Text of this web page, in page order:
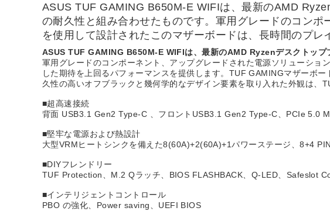
ASUS TUF GAMING B650M-E WIFIは、最新のAMD
の耐久性と組み合わせたものです。軍用グレードのコン
を使用して設計されたこのマザーボードは、長時間のプ
ASUS TUF GAMING B650M-E WIFIは、最新のAMD Ryzenデスクトップ
軍用グレードのコンポーネント、アップグレードされた電源ソリューシ
した期待を上回るパフォーマンスを提供します。TUF GAMINGマザーボ
久性の高いオフブラックと幾何学的なデザイン要素を取り入れた外観は、
■超高速接続
背面 USB3.1 Gen2 Type-C 、フロントUSB3.1 Gen2 Type-C、PCIe 5.0
■堅牢な電源および熱設計
大型VRMヒートシンクを備えた8(60A)+2(60A)+1パワーステージ、8+4
■DIYフレンドリー
TUF Protection、M.2 Qラッチ、BIOS FLASHBACK、Q-LED、Safeslot
■インテリジェントコントロール
PBO の強化、Power saving、UEFI BIOS